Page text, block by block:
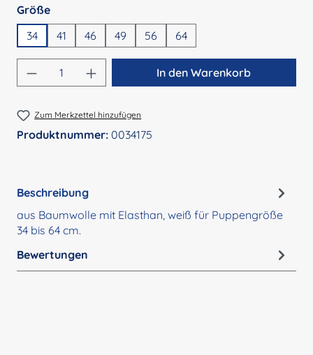
Größeauswählen
34
41 46 49 56 64
Produkt Anzahl: Gib den gewünschten
In den Warenkorb
Zum Merkzettel hinzufügen
Produktnummer: 0034175
Beschreibung
aus Baumwolle mit Elasthan, weiß für Puppengröße
34 bis 64 cm.
Bewertungen